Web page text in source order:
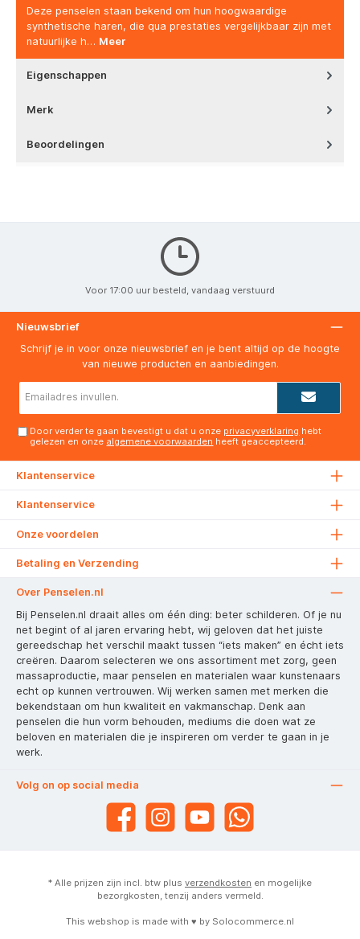
Deze penselen staan bekend om hun hoogwaardige
synthetische haren, die qua prestaties vergelijkbaar zijn met
natuurlijke h… Meer
Eigenschappen
Merk
Beoordelingen
Voor 17:00 uur besteld, vandaag verstuurd
Nieuwsbrief
Schrijf je in voor onze nieuwsbrief en je bent altijd op de hoogte
van nieuwe producten en aanbiedingen.
E-
Door verder te gaan bevestigt u dat u onze privacyverklaring hebt
gelezen en onzealgemene voorwaardenheeft geaccepteerd.
Klantenservice
Klantenservice
Onze voordelen
Betaling en Verzending
Over Penselen.nl
Bij Penselen.nl draait alles om één ding: beter schilderen. Of je nu
net begint of al jaren ervaring hebt, wij geloven dat het juiste
gereedschap het verschil maakt tussen “iets maken” en écht iets
creëren. Daarom selecteren we ons assortiment met zorg, geen
massaproductie, maar penselen en materialen waar kunstenaars
echt op kunnen vertrouwen. Wij werken samen met merken die
bekendstaan om hun kwaliteit en vakmanschap. Denk aan
penselen die hun vorm behouden, mediums die doen wat ze
beloven en materialen die je inspireren om verder te gaan in je
werk.
Volg on op social media
* Alle prijzen zijn incl. btw plus verzendkosten en mogelijke
bezorgkosten, tenzij anders vermeld.
This webshop is made with ♥ by Solocommerce.nl